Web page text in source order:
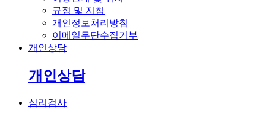
규정 및 지침
개인정보처리방침
이메일무단수집거부
개인상담
개인상담
심리검사